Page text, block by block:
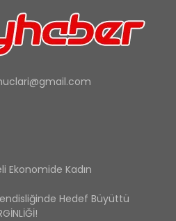
Ekonomide Kadın
Hedef Büyüttü